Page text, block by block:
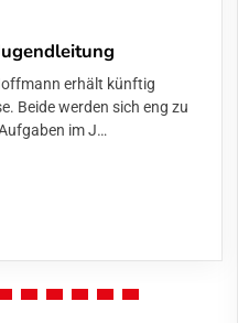
erhält künftig
Beide werden sich eng zu
im J…